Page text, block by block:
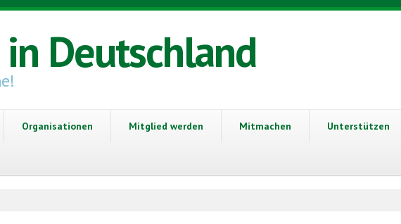
Deutschland
Organisationen Mitglied werden Mitmachen Unterstützen